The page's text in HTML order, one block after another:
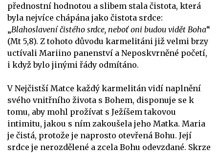
přednostní hodnotou a slibem stala čistota, která
byla nejvíce chápána jako čistota srdce:
„Blahoslavení čistého srdce, neboť oni budou vidět Boha“
(Mt 5,8). Z tohoto důvodu karmelitáni již velmi brzy
uctívali Mariino panenství a Neposkvrněné početí,
i když bylo jinými řády odmítáno.
V Nejčistší Matce každý karmelitán vidí naplnění
svého vnitřního života s Bohem, disponuje se k
tomu, aby mohl prožívat s Ježíšem takovou
intimitu, jakou s ním zakoušela jeho Matka. Maria
je čistá, protože je naprosto otevřená Bohu. Její
srdce je nerozdělené a zcela Bohu odevzdané. Skrze